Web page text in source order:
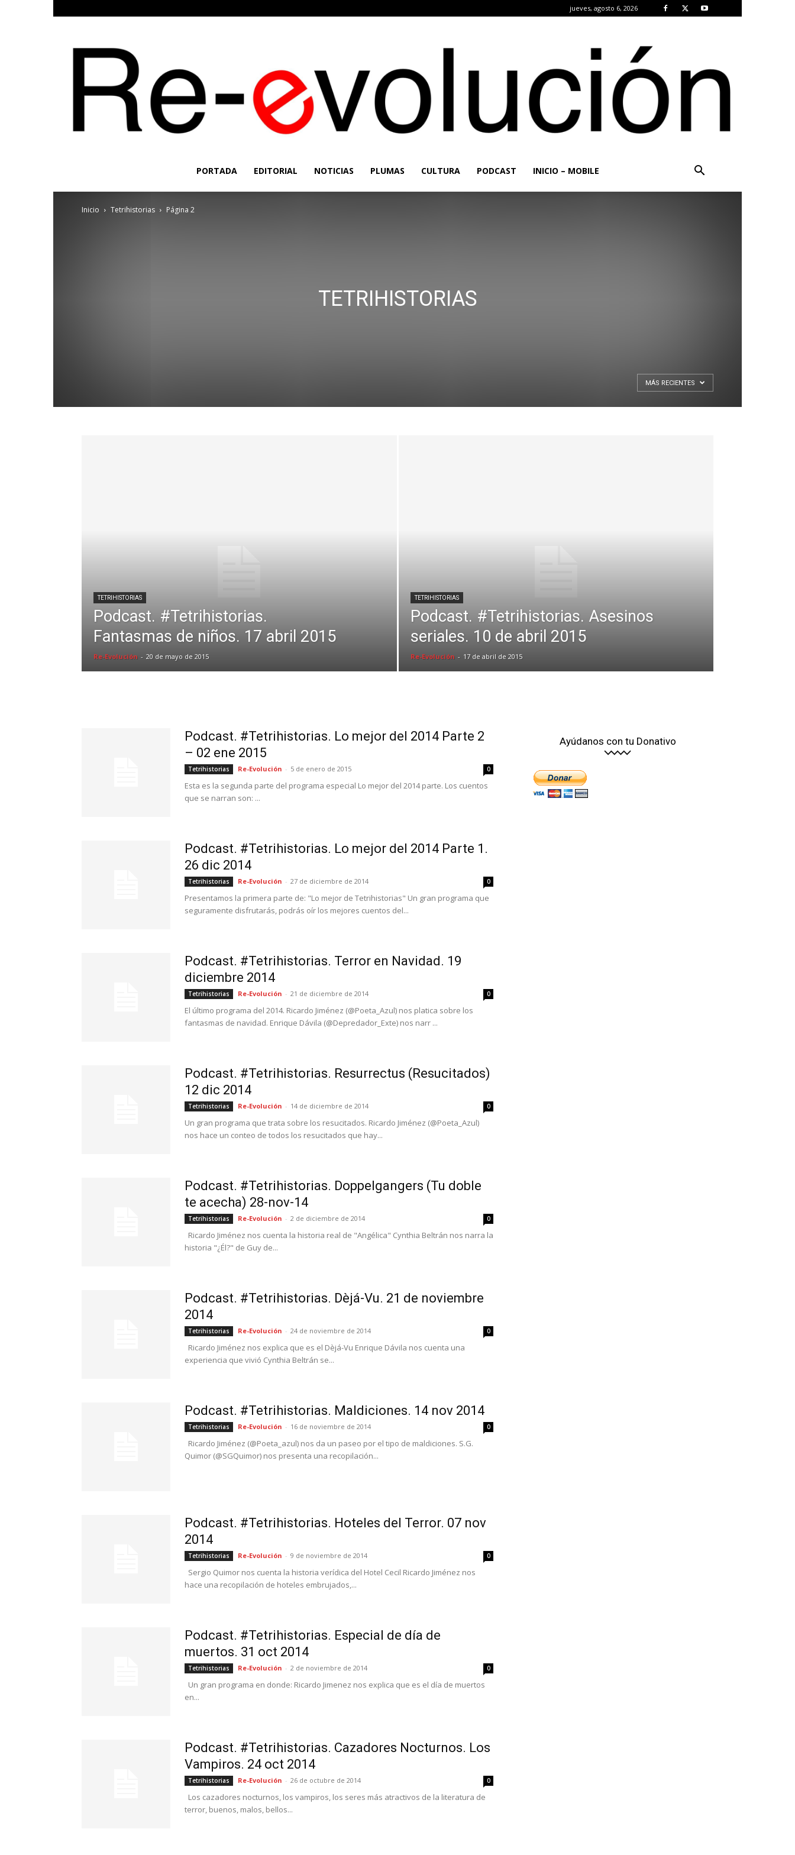
jueves, agosto 6, 2026
PORTADA EDITORIAL NOTICIAS PLUMAS CULTURA PODCAST INICIO – MOBILE
Inicio Tetrihistorias Página 2
TETRIHISTORIAS
MÁS RECIENTES
TETRIHISTORIAS
Podcast. #Tetrihistorias.
Fantasmas de niños. 17 abril 2015
Re-Evolución - 20 de mayo de 2015
TETRIHISTORIAS
Podcast. #Tetrihistorias. Asesinos
seriales. 10 de abril 2015
Re-Evolución - 17 de abril de 2015
Podcast. #Tetrihistorias. Lo mejor del 2014 Parte 2
– 02 ene 2015
Tetrihistorias Re-Evolución - 5 de enero de 2015 0
Esta es la segunda parte del programa especial Lo mejor del 2014 parte. Los cuentos
que se narran son: ...
Podcast. #Tetrihistorias. Lo mejor del 2014 Parte 1.
26 dic 2014
Tetrihistorias Re-Evolución - 27 de diciembre de 2014 0
Presentamos la primera parte de: "Lo mejor de Tetrihistorias" Un gran programa que
seguramente disfrutarás, podrás oír los mejores cuentos del...
Podcast. #Tetrihistorias. Terror en Navidad. 19
diciembre 2014
Tetrihistorias Re-Evolución - 21 de diciembre de 2014 0
El último programa del 2014. Ricardo Jiménez (@Poeta_Azul) nos platica sobre los
fantasmas de navidad. Enrique Dávila (@Depredador_Exte) nos narr ...
Podcast. #Tetrihistorias. Resurrectus (Resucitados)
12 dic 2014
Tetrihistorias Re-Evolución - 14 de diciembre de 2014 0
Un gran programa que trata sobre los resucitados. Ricardo Jiménez (@Poeta_Azul)
nos hace un conteo de todos los resucitados que hay...
Podcast. #Tetrihistorias. Doppelgangers (Tu doble
te acecha) 28-nov-14
Tetrihistorias Re-Evolución - 2 de diciembre de 2014 0
Ricardo Jiménez nos cuenta la historia real de "Angélica" Cynthia Beltrán nos narra la
historia "¿Él?" de Guy de...
Podcast. #Tetrihistorias. Dèjá-Vu. 21 de noviembre
2014
Tetrihistorias Re-Evolución - 24 de noviembre de 2014 0
Ricardo Jiménez nos explica que es el Dèjá-Vu Enrique Dávila nos cuenta una
experiencia que vivió Cynthia Beltrán se...
Podcast. #Tetrihistorias. Maldiciones. 14 nov 2014
Tetrihistorias Re-Evolución - 16 de noviembre de 2014 0
Ricardo Jiménez (@Poeta_azul) nos da un paseo por el tipo de maldiciones. S.G.
Quimor (@SGQuimor) nos presenta una recopilación...
Podcast. #Tetrihistorias. Hoteles del Terror. 07 nov
2014
Tetrihistorias Re-Evolución - 9 de noviembre de 2014 0
Sergio Quimor nos cuenta la historia verídica del Hotel Cecil Ricardo Jiménez nos
hace una recopilación de hoteles embrujados,...
Podcast. #Tetrihistorias. Especial de día de
muertos. 31 oct 2014
Tetrihistorias Re-Evolución - 2 de noviembre de 2014 0
Un gran programa en donde: Ricardo Jimenez nos explica que es el día de muertos
en...
Podcast. #Tetrihistorias. Cazadores Nocturnos. Los
Vampiros. 24 oct 2014
Tetrihistorias Re-Evolución - 26 de octubre de 2014 0
Los cazadores nocturnos, los vampiros, los seres más atractivos de la literatura de
terror, buenos, malos, bellos...
Ayúdanos con tu Donativo